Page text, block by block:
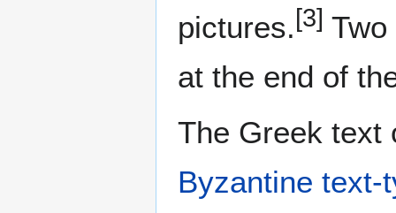
pictures. [3]
at the end of
The Greek text
Byzantine text-